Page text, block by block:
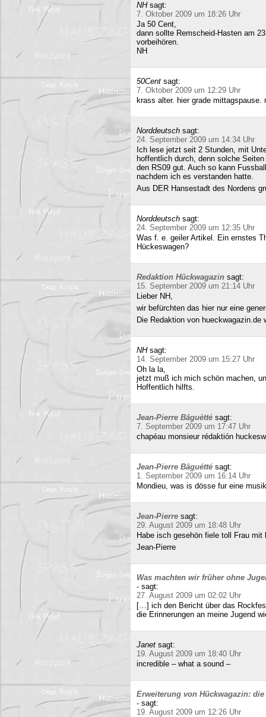
NH sagt:
7. Oktober 2009 um 18:26 Uhr
Ja 50 Cent,
dann sollte Remscheid-Hasten am
vorbeihören.
NH
50Cent sagt:
7. Oktober 2009 um 12:29 Uhr
krass alter. hier grade
Norddeutsch sagt:
24. September 2009 um 14:34 Uhr
Ich lese jetzt seit 2 Stunden, mit
hoffentlich durch, denn solche
den RS09 gut. Auch so kann
nachdem ich es verstanden hatte.
Aus DER Hansestadt des Nordens
Norddeutsch sagt:
24. September 2009 um 12:35 Uhr
Was f. e. geiler Artikel. Ein ernstes
Hückeswagen?
Redaktion Hückwagazin sagt:
15. September 2009 um 21:14 Uhr
Lieber NH,
wir befürchten das hier nur eine
Die Redaktion von
NH sagt:
14. September 2009 um 15:27 Uhr
Oh la la,
jetzt muß ich mich schön machen,
Hoffentlich hilfts.
Jean-Pierre Bâguétté sagt:
7. September 2009 um 17:47 Uhr
chapéau monsieur rédaktión
Jean-Pierre Bâguétté sagt:
1. September 2009 um 16:14 Uhr
Mondieu, was is dösse fur eine
Jean-Pierre sagt:
29. August 2009 um 18:48 Uhr
Habe isch gesehön fiele toll Frau
Jean-Pierre
Was machten wir früher ohne
- sagt:
27. August 2009 um 02:02 Uhr
[…] ich den Bericht über das
die Erinnerungen an meine Jugend
Janet sagt:
19. August 2009 um 18:40 Uhr
incredible – what a sound –
Erweiterung von Hückwagazin:
- sagt:
19. August 2009 um 12:26 Uhr